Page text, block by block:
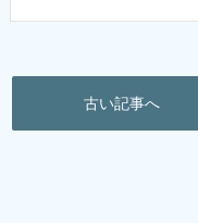
古い記事へ